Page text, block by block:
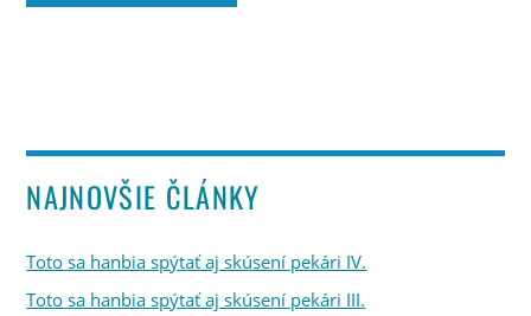
NAJNOVŠIE ČLÁNKY
Toto sa hanbia spýtať aj skúsení pekári IV.
Toto sa hanbia spýtať aj skúsení pekári III.